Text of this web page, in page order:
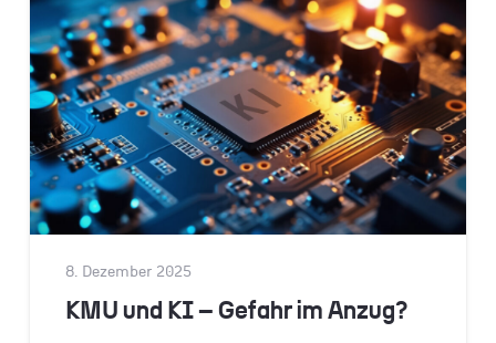
8. Dezember 2025
KMU und KI – Gefahr im Anzug?